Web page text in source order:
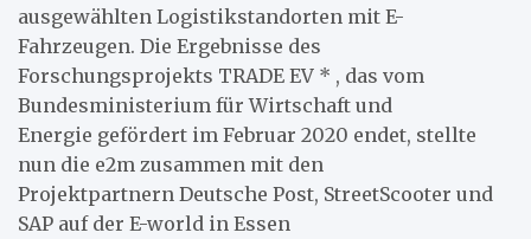
ausgewählten Logistikstandorten mit E-
Fahrzeugen. Die Ergebnisse des
Forschungsprojekts TRADE EV * , das vom
Bundesministerium für Wirtschaft und
Energie gefördert im Februar 2020 endet, stellte
nun die e2m zusammen mit den
Projektpartnern Deutsche Post, StreetScooter und
SAP auf der E-world in Essen